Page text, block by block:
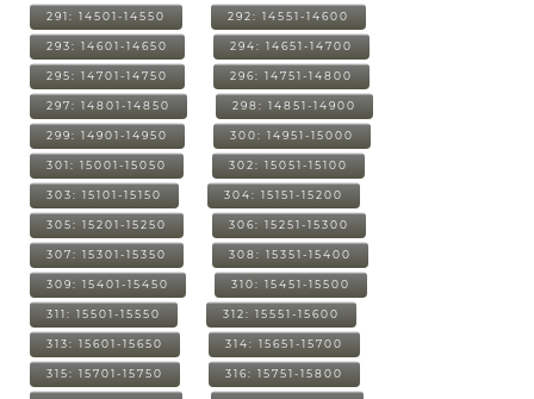
291: 14501-14550 292: 14551-14600
293: 14601-14650 294: 14651-14700
295: 14701-14750 296: 14751-14800
297: 14801-14850 298: 14851-14900
299: 14901-14950 300: 14951-15000
301: 15001-15050 302: 15051-15100
303: 15101-15150 304: 15151-15200
305: 15201-15250 306: 15251-15300
307: 15301-15350 308: 15351-15400
309: 15401-15450 310: 15451-15500
311: 15501-15550 312: 15551-15600
313: 15601-15650 314: 15651-15700
315: 15701-15750 316: 15751-15800